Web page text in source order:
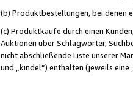
(b) Produktbestellungen, bei denen
(c) Produktkäufe durch einen
Auktionen über Schlagwörter,
nicht abschließende Liste unserer
und „kindel“) enthalten (jeweils eine „